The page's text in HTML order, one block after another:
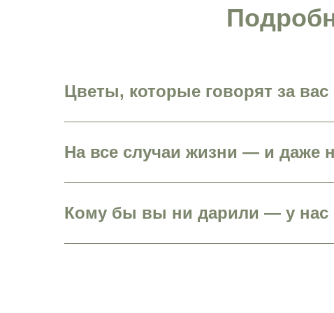
Цветы, которые говорят за вас
На все случаи жизни — и даже
Кому бы вы ни дарили — у нас